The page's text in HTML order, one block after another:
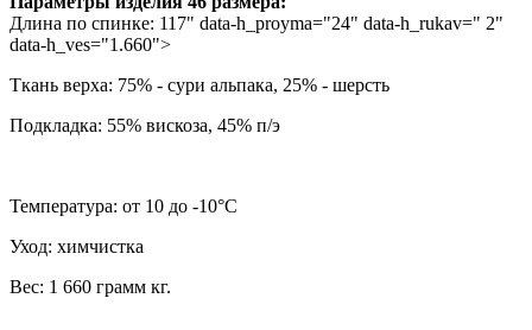
Длина по спинке: 117" data-h_proyma="24" data-h_rukav=" 2"
data-h_ves="1.660">
Ткань верха: 75% - сури альпака, 25% - шерсть
Подкладка: 55% вискоза, 45% п/э
Температура: от 10 до -10°C
Уход: химчистка
Вес: 1 660 грамм кг.